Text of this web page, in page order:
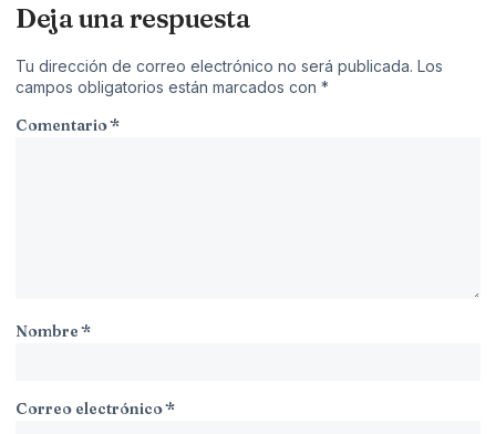
Deja una respuesta
Tu dirección de correo electrónico no será publicada. Los
campos obligatorios están marcados con *
Comentario*
Nombre*
Correo electrónico*